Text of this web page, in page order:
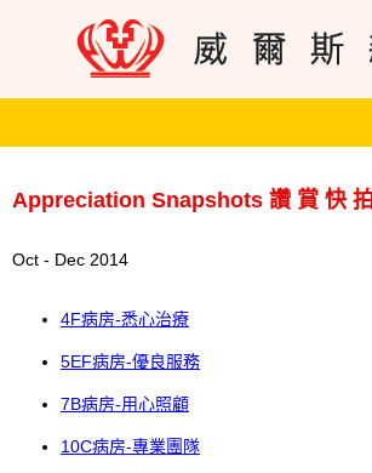
Appreciation Snapshots 讚 賞 快 拍
Oct - Dec 2014
4F病房-悉心治療
5EF病房-優良服務
7B病房-用心照顧
10C病房-專業團隊